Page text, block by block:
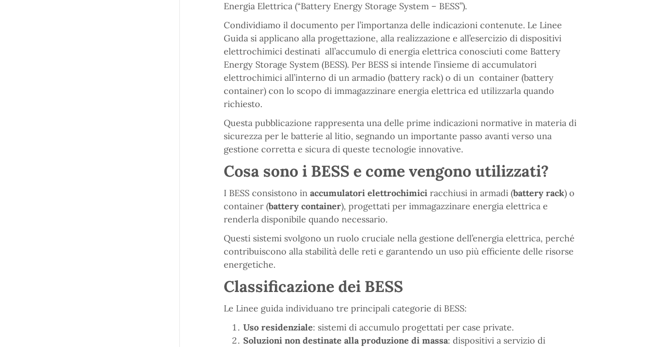
Energia Elettrica (“Battery Energy Storage System – BESS”).
Condividiamo il documento per l’importanza delle indicazioni contenute. Le Linee
Guida si applicano alla progettazione, alla realizzazione e all’esercizio di dispositivi
elettrochimici destinati all’accumulo di energia elettrica conosciuti come Battery
Energy Storage System (BESS). Per BESS si intende l’insieme di accumulatori
elettrochimici all’interno di un armadio (battery rack) o di un container (battery
container) con lo scopo di immagazzinare energia elettrica ed utilizzarla quando
richiesto.
Questa pubblicazione rappresenta una delle prime indicazioni normative in materia di
sicurezza per le batterie al litio, segnando un importante passo avanti verso una
gestione corretta e sicura di queste tecnologie innovative.
Cosa sono i BESS e come vengono utilizzati?
I BESS consistono in accumulatori elettrochimiciracchiusi in armadi (battery rack) o
container (battery container), progettati per immagazzinare energia elettrica e
renderla disponibile quando necessario.
Questi sistemi svolgono un ruolo cruciale nella gestione dell’energia elettrica, perché
contribuiscono alla stabilità delle reti e garantendo un uso più efficiente delle risorse
energetiche.
Classificazione dei BESS
Le Linee guida individuano tre principali categorie di BESS:
Uso residenziale: sistemi di accumulo progettati per case private.
Soluzioni non destinate alla produzione di massa: dispositivi a servizio di